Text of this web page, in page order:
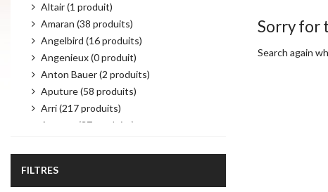
Altair (1 produit)
Amaran (38 produits)
Angelbird (16 produits)
Angenieux (0 produit)
Anton Bauer (2 produits)
Aputure (58 produits)
Arri (217 produits)
Atomos (37 produits)
Avenger (21 produits)
FILTRES
Sorry for
Search again